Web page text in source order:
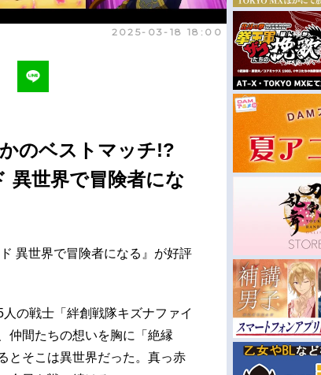
2025-03-18 18:00
かのベストマッチ!?
異世界で冒険者にな
異世界で冒険者になる』が好評
の戦士「絆創戦隊キズナファイ
仲間たちの想いを胸に「絶縁
とそこは異世界だった。真っ赤